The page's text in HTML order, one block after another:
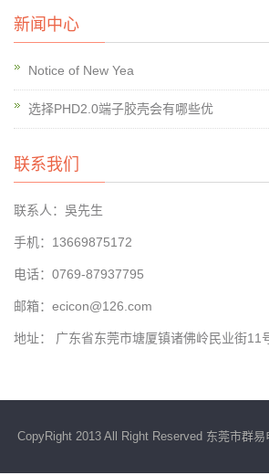
新闻中心
Notice of New Yea
选择PHD2.0端子胶壳会有哪些优
联系我们
联系人：吳先生
手机：13669875172
电话：0769-87937795
邮箱：ecicon@126.com
地址： 广东省东莞市塘厦镇诸佛岭民业街11
CopyRight 2013 All Right Reserved 东莞市群